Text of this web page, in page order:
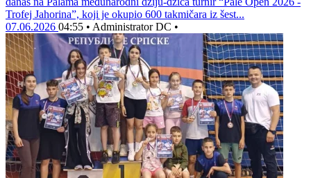
Trofej Jahorina”, koji je okupio 600 takmičara iz šest...
07.06.2026 04:55 • Administrator DC •